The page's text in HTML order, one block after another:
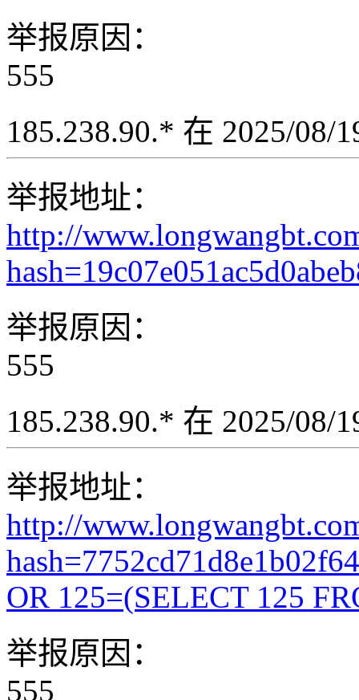
举报原因：
555
185.238.90.* 在 2025/08/
举报地址：
http://
举报原因：
555
185.238.90.* 在 2025/08/
举报地址：
http://
OR 125=(SELECT 125
举报原因：
555